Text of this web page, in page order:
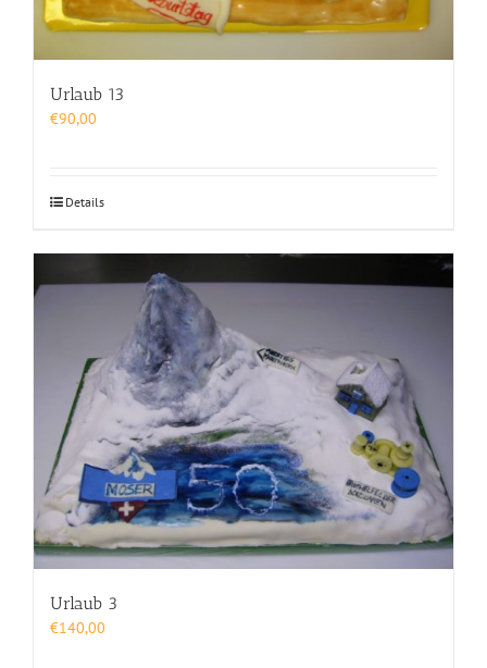
Urlaub 13
€90,00
Details
Urlaub 3
€140,00